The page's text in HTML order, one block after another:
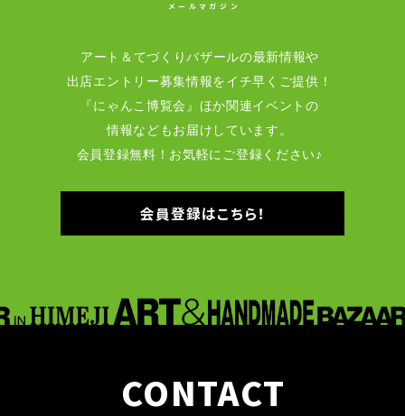
メールマガジン
アート＆てづくりバザールの最新情報や
出店エントリー募集情報をイチ早くご提供！
『にゃんこ博覧会』ほか関連イベントの
情報などもお届けしています。
会員登録無料！お気軽にご登録ください♪
会員登録はこちら！
CONTACT